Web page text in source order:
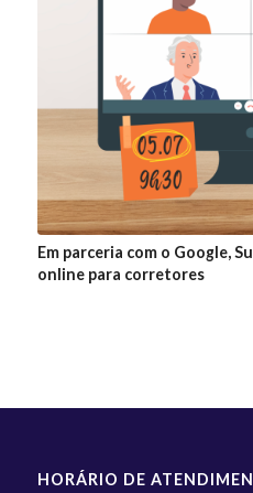
Em parceria com o Google,
online para corretores
HORÁRIO DE